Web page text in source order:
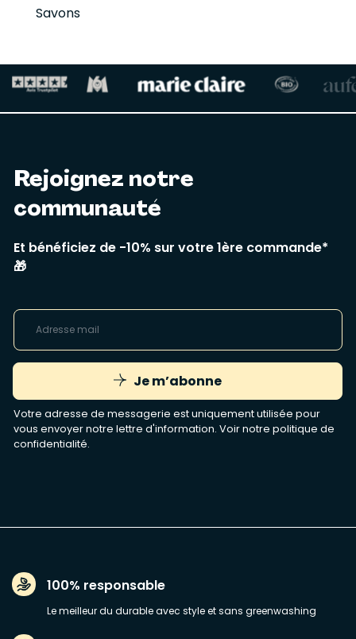
Savons
Rejoignez notre
communauté
Et bénéficiez de -10% sur votre 1ère commande*
🎁
Je m’abonne
Votre adresse de messagerie est uniquement utilisée pour
vous envoyer notre lettre d'information. Voir notre politique de
confidentialité.
100% responsable
Le meilleur du durable avec style et sans greenwashing